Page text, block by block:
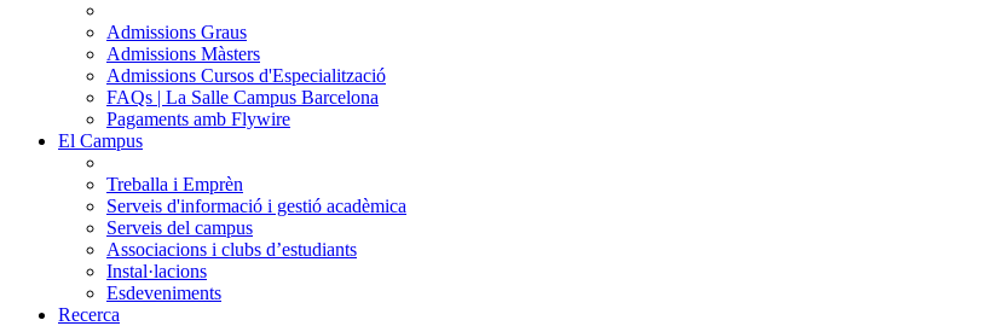
Admissions Graus
Admissions Màsters
Admissions Cursos d'Especialització
FAQs | La Salle Campus Barcelona
Pagaments amb Flywire
El Campus
Treballa i Emprèn
Serveis d'informació i gestió acadèmica
Serveis del campus
Associacions i clubs d’estudiants
Instal·lacions
Esdeveniments
Recerca